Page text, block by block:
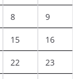
8 9
15 16
22 23